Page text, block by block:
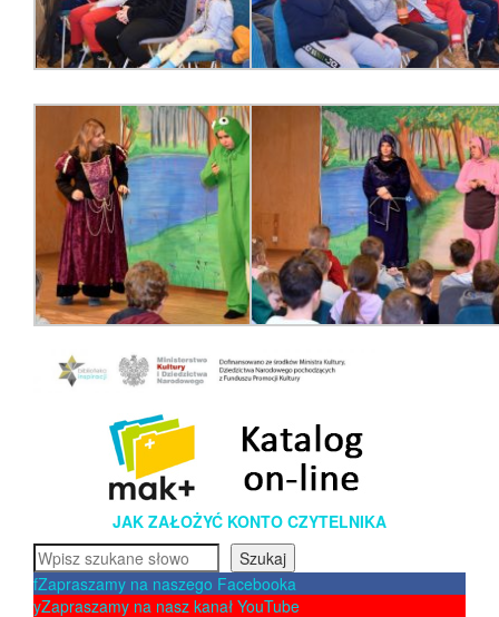
JAK ZAŁOŻYĆ KONTO CZYTELNIKA
Szukaj
Szukaj
fZapraszamy na naszego Facebooka
yZapraszamy na nasz kanał YouTube